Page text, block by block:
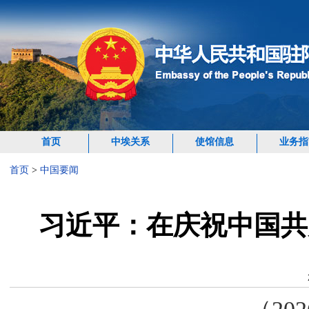
首页 中埃关系 使馆信息 业务
首页 > 中国要闻
习近平：在庆祝中国